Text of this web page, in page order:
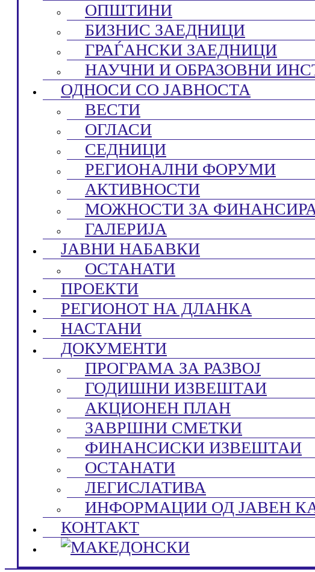
ОПШТИНИ
БИЗНИС ЗАЕДНИЦИ
ГРАЃАНСКИ ЗАЕДНИЦИ
НАУЧНИ И ОБРАЗОВНИ
ОДНОСИ СО ЈАВНОСТА
ВЕСТИ
ОГЛАСИ
СЕДНИЦИ
РЕГИОНАЛНИ ФОРУМИ
АКТИВНОСТИ
МОЖНОСТИ ЗА
ГАЛЕРИЈА
ЈАВНИ НАБАВКИ
ОСТАНАТИ
ПРОЕКТИ
РЕГИОНОТ НА ДЛАНКА
НАСТАНИ
ДОКУМЕНТИ
ПРОГРАМА ЗА РАЗВОЈ
ГОДИШНИ ИЗВЕШТАИ
АКЦИОНЕН ПЛАН
ЗАВРШНИ СМЕТКИ
ФИНАНСИСКИ ИЗВЕШТАИ
ОСТАНАТИ
ЛЕГИСЛАТИВА
ИНФОРМАЦИИ ОД ЈАВЕН
КОНТАКТ